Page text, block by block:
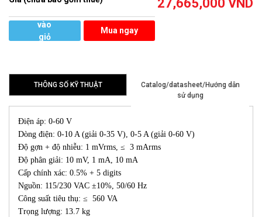
27,665,000 VND
vào
giỏ
Mua ngay
THÔNG SỐ KỸ THUẬT
Catalog/datasheet/Hướng dẫn
sử dụng
Điện áp: 0-60 V
Dòng điện: 0-10 A (giải 0-35 V), 0-5 A (giải 0-60 V)
Độ gợn + độ nhiễu: 1 mVrms, ≤ 3 mArms
Độ phân giải: 10 mV, 1 mA, 10 mA
Cấp chính xác: 0.5% + 5 digits
Nguồn: 115/230 VAC ±10%, 50/60 Hz
Công suất tiêu thụ: ≤ 560 VA
Trọng lượng: 13.7 kg